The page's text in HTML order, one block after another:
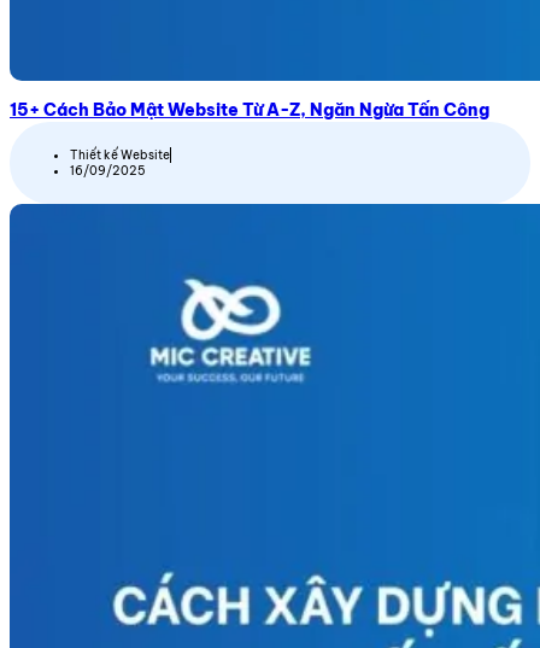
15+ Cách Bảo Mật Website Từ A-Z, Ngăn Ngừa Tấn Công
Thiết kế Website
16/09/2025